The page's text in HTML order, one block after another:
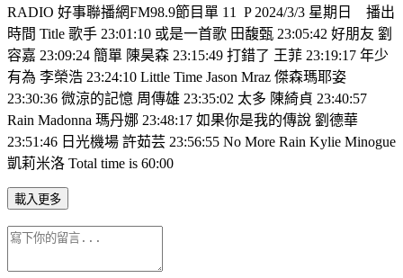
RADIO 好事聯播網FM98.9節目單 11
P 2024/3/3 星期日
播出
時間 Title 歌手 23:01:10 或是一首歌 田馥甄 23:05:42 好朋友 劉
容嘉 23:09:24 簡單 陳昊森 23:15:49 打錯了 王菲 23:19:17 年少
有為 李榮浩 23:24:10 Little Time Jason Mraz 傑森瑪耶姿
23:30:36 微涼的記憶 周傳雄 23:35:02 太多 陳綺貞 23:40:57
Rain Madonna 瑪丹娜 23:48:17 如果你是我的傳說 劉德華
23:51:46 日光機場 許茹芸 23:56:55 No More Rain Kylie Minogue
凱莉米洛 Total time is 60:00
載入更多